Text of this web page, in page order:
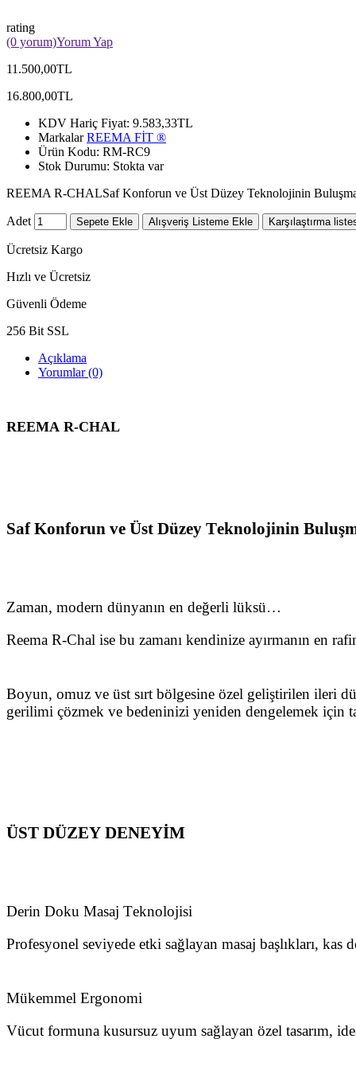
rating
(0 yorum)Yorum Yap
11.500,00TL
16.800,00TL
KDV Hariç Fiyat: 9.583,33TL
MarkalarREEMA FİT ®️
Ürün Kodu: RM-RC9
Stok Durumu: Stokta var
REEMA R-CHALSaf Konforun ve Üst Düzey Teknolojinin Buluşma
Adet Sepete Ekle Alışveriş Listeme Ekle Karşılaştırma
Ücretsiz Kargo
Hızlı ve Ücretsiz
Güvenli Ödeme
256 Bit SSL
Açıklama
Yorumlar (0)
REEMA R-CHAL
Saf Konforun ve Üst Düzey Teknolojinin
Zaman, modern dünyanın en değerli lüksü…
Reema R-Chal ise bu zamanı kendinize ayırmanın en
Boyun, omuz ve üst sırt bölgesine özel geliştirilen ileri
gerilimi çözmek ve bedeninizi yeniden dengelemek için
ÜST DÜZEY DENEYİM
Derin Doku Masaj Teknolojisi
Profesyonel seviyede etki sağlayan masaj başlıkları,
Mükemmel Ergonomi
Vücut formuna kusursuz uyum sağlayan özel tasarım,